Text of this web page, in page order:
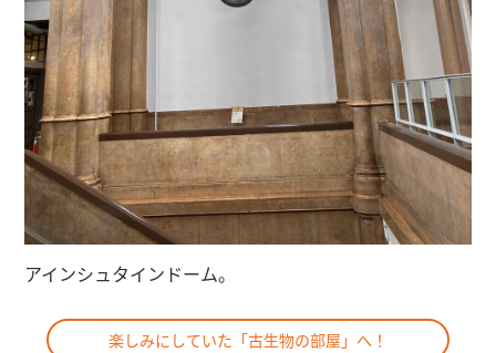
アインシュタインドーム。
楽しみにしていた「古生物の部屋」へ！